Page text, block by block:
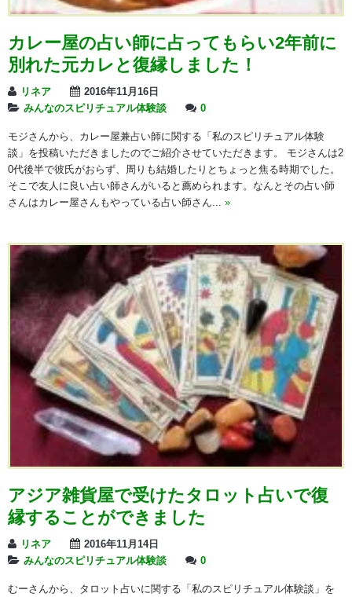
カレー屋の占い師に占ってもらい2年前に
別れた元カレと復縁しました！
リネア
2016年11月16日
みんなのスピリチュアル体験談
0
モジさんから、カレー屋兼占い師に関する「私のスピリチュアル体験
談」を投稿いただきましたのでご紹介させていただきます。 モジさんは2
0代後半で彼氏がおらず、周りも結婚したりとちょっと焦る時期でした。
そこで友人に良い占い師さんがいると薦められます。なんとその占い師
さんはカレー屋さんもやっている占い師さん... »
アジア雑貨屋で受けたタロット占いで復
縁することができました
リネア
2016年11月14日
みんなのスピリチュアル体験談
0
むーさんから、タロット占いに関する「私のスピリチュアル体験談」を